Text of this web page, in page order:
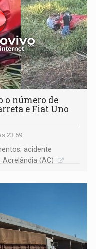
o número de
e Fiat Uno
23:59
acidente
(AC)